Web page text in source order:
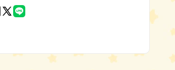
Facebook
X